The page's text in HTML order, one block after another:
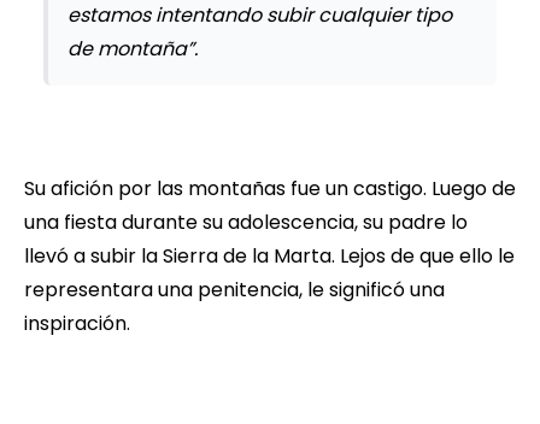
estamos intentando subir cualquier tipo
de montaña”.
Su afición por las montañas fue un castigo. Luego de
una fiesta durante su adolescencia, su padre lo
llevó a subir la Sierra de la Marta. Lejos de que ello le
representara una penitencia, le significó una
inspiración.